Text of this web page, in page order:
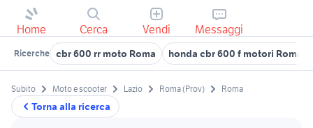
Home Cerca Vendi Messaggi
Ricerche cbr 600 rr moto Roma honda cbr 600 f motori Roma
Torna alla ricerca
Subito Moto e scooter Lazio Roma (Prov) Roma